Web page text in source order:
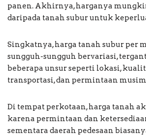
panen. Akhirnya, harganya
daripada tanah subur untuk
Singkatnya, harga tanah subur per
sungguh-sungguh bervariasi,
beberapa unsur seperti lokasi,
transportasi, dan permintaan
Di tempat perkotaan, harga tanah
karena permintaan dan
sementara daerah pedesaan